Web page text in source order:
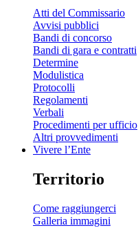
Atti del Commissario
Avvisi pubblici
Bandi di concorso
Bandi di gara e contratti
Determine
Modulistica
Protocolli
Regolamenti
Verbali
Procedimenti per ufficio
Altri provvedimenti
Vivere l’Ente
Territorio
Come raggiungerci
Galleria immagini